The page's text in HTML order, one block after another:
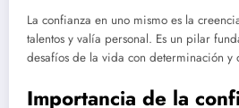
La confianza en uno mismo es la
talentos y valía personal. Es un pilar
desafíos de la vida con determinación y
Importancia de la